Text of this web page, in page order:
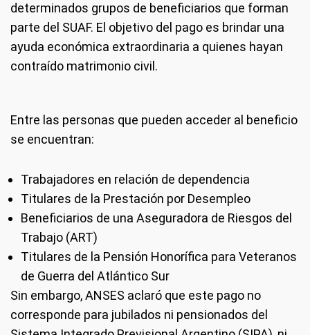
determinados grupos de beneficiarios que forman
parte del SUAF. El objetivo del pago es brindar una
ayuda económica extraordinaria a quienes hayan
contraído matrimonio civil.
Entre las personas que pueden acceder al beneficio
se encuentran:
Trabajadores en relación de dependencia
Titulares de la Prestación por Desempleo
Beneficiarios de una Aseguradora de Riesgos del
Trabajo (ART)
Titulares de la Pensión Honorífica para Veteranos
de Guerra del Atlántico Sur
Sin embargo, ANSES aclaró que este pago no
corresponde para jubilados ni pensionados del